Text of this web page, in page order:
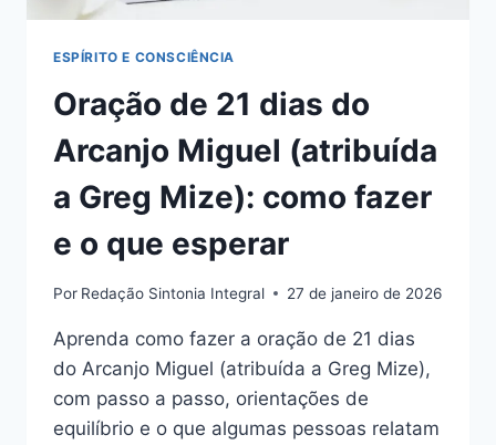
ESPÍRITO E CONSCIÊNCIA
Oração de 21 dias do
Arcanjo Miguel (atribuída
a Greg Mize): como fazer
e o que esperar
Por Redação Sintonia Integral 27 de janeiro de 2026
Aprenda como fazer a oração de 21 dias
do Arcanjo Miguel (atribuída a Greg Mize),
com passo a passo, orientações de
equilíbrio e o que algumas pessoas relatam